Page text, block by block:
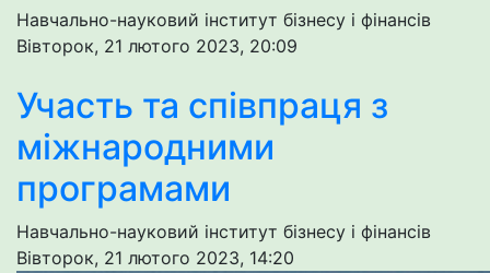
Навчально-науковий інститут бізнесу і фінансів
Вівторок, 21 лютого 2023, 20:09
Участь та співпраця з
міжнародними
програмами
Навчально-науковий інститут бізнесу і фінансів
Вівторок, 21 лютого 2023, 14:20